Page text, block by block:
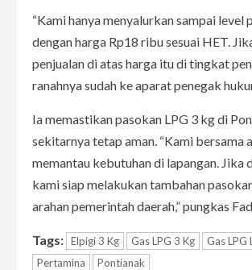
“Kami hanya menyalurkan sampai level
dengan harga Rp18 ribu sesuai HET.
penjualan di atas harga itu di tingkat
ranahnya sudah ke aparat penegak
Ia memastikan pasokan LPG 3 kg di
sekitarnya tetap aman. “Kami bersama
memantau kebutuhan di lapangan. Jika
kami siap melakukan tambahan
arahan pemerintah daerah,” pungkas
Tags: Elpigi 3 Kg Gas LPG 3 Kg
Gas LPG
Pertamina
Pontianak